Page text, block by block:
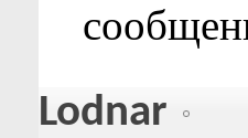
Lodnar